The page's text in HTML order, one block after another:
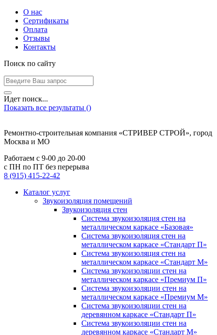
О нас
Сертификаты
Оплата
Отзывы
Контакты
Поиск по сайту
Идет поиск...
Показать все результаты ()
Ремонтно-строительная компания «СТРИВЕР СТРОЙ», город
Москва и МО
Работаем с 9-00 до 20-00
с ПН по ПТ без перерыва
8 (915) 415-22-42
Каталог услуг
Звукоизоляция помещений
Звукоизоляция стен
Система звукоизоляция стен на
металлическом каркасе «Базовая»
Система звукоизоляция стен на
металлическом каркасе «Стандарт П»
Система звукоизоляция стен на
металлическом каркасе «Стандарт М»
Система звукоизоляции стен на
металлическом каркасе «Премиум П»
Система звукоизоляции стен на
металлическом каркасе «Премиум М»
Система звукоизоляции стен на
деревянном каркасе «Стандарт П»
Система звукоизоляции стен на
деревянном каркасе «Стандарт М»